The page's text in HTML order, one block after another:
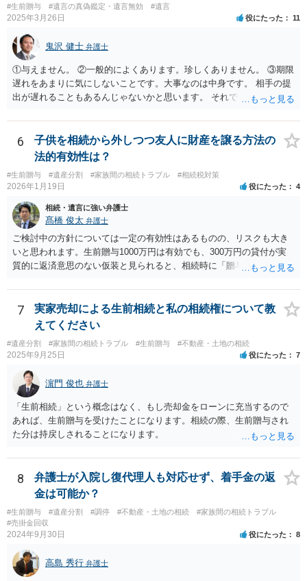
心配ならば、弁護士のところに行って、特別受益となりそうな贈与に
ついて説明した上で、適切な文言についてご相談してみてはいかがで
しょうか。
#生前贈与
#遺言の真偽鑑定・遺言無効 #遺言
2025年3月26日 役にたった 11
鬼沢 健士 弁護士
①与えません。 ②一般的によくあります。珍しくありません。 ③期限
遅れをあまりに気にしないことです。大事なのは中身です。 相手の提
出が遅れることもあるんじゃないかと思います。 それでもあなた有利
6
子供を相続から外しつつ友人に財産を譲る方法の
法的有効性は？
#生前贈与 #遺産分割 #家族間の相続トラブル #相続税対策
2026年1月19日 役にたった 4
相続・遺言に強い弁護士
髙橋 俊太 弁護士
ご検討中の方針については一定の有効性はあるものの、リスクも大き
いと思われます。生前贈与1000万円は有効でも、300万円の貸付が実
質的に返済意思のない仮装と見られると、相続時に「贈与」と評価さ
法として考えられるものとしては、 ①信託（家族信託・目的信託） 財
産を信託口に移し、受託者（信頼できる友人や専門職）に管理させ、
・生存中はあなたの生活費・介護費に優先充当 ・残余を友人や慈善団
体へ と使途を厳格に指定。相続ではなく信託帰属になるため、子の関
与を大きく排除できます。 ②遺言＋生命保険の組合せ 生活資金は手元
に残し、余剰資金で受取人を友人・団体にした保険を活用。保険金は
相続財産とは別枠で、遺留分対策にも有効と思われます。 ③負担付死
因贈与 「介護・見守り等を条件に、死亡時に財産を渡す」契約。条件
不履行なら無効にでき、老後の安心を担保できます。 ④ 寄附予約＋解
除条件 慈善団体への寄附を予約しつつ、資金不足時は解除できる条項
を設定。 などがあり得るかと思われます。
7
実家売却による生前相続と私の相続権について教
えてください
#遺産分割 #家族間の相続トラブル #生前贈与 #不動産・土地の相続
2025年9月25日 役にたった 7
濵門 俊也 弁護士
「生前相続」という概念はなく、もし売却金をローンに充当するので
あれば、生前贈与を受けたことになります。相続の際、生前贈与され
た分は持戻しされることになります。
8
弁護士が入院し復代理人も対応せず、着手金の返
金は可能か？
#生前贈与 #遺産分割 #調停 #不動産・土地の相続
#家族間の相続トラブル
#売掛金回収
2024年9月30日 役にたった 8
高島 秀行 弁護士